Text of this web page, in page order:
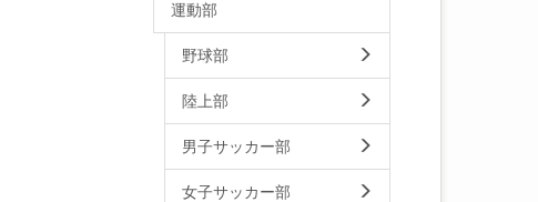
運動部
野球部
陸上部
男子サッカー部
女子サッカー部